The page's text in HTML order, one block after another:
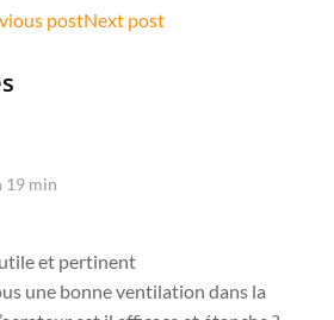
postPost
Next post
19 min
et pertinent
une bonne ventilation dans la